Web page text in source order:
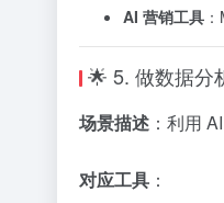
AI 营销工具
🌟 5. 做数据分
场景描述 ：利用
对应工具 ：